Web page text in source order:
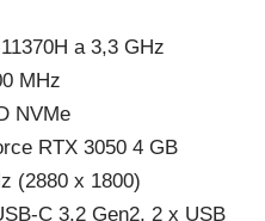
a 3,3 GHz
MHz
NVMe
RTX 3050 4 GB
(2880 x 1800)
C 3.2 Gen2, 2 x USB